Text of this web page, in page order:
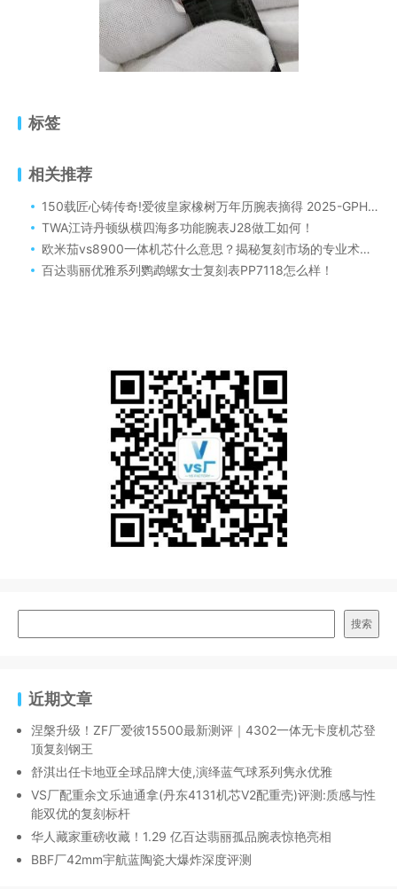
标签
相关推荐
150载匠心铸传奇!爱彼皇家橡树万年历腕表摘得 2025-GPHG[标志性腕表奖]
TWA江诗丹顿纵横四海多功能腕表J28做工如何！
欧米茄vs8900一体机芯什么意思？揭秘复刻市场的专业术语！
百达翡丽优雅系列鹦鹉螺女士复刻表PP7118怎么样‬！
搜索
近期文章
涅槃升级！ZF厂爱彼15500最新测评｜4302一体无卡度机芯登
顶复刻钢王
舒淇出任卡地亚全球品牌大使,演绎蓝气球系列隽永优雅
VS厂配重余文乐迪通拿(丹东4131机芯V2配重壳)评测:质感与性
能双优的复刻标杆
华人藏家重磅收藏！1.29 亿百达翡丽孤品腕表惊艳亮相
BBF厂42mm宇航蓝陶瓷大爆炸深度评测